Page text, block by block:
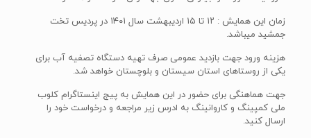
زمان این همایش : ۱۲ تا ۱۵ اردیبهشت سال ۱۴۰۱ در پردیس تخت
جمشید میباشد.
هزینه ورود جهت بازدید عمومی صرف تهیه دستگاه تصفیه آب برای
یکی از روستاهای استان سیستان و بلوچستان خواهد شد.
جهت هماهنگی برای حضور در این همایش به پیج اینستاگرام کلوب
ملی کمپینگ و کاروانینگ به ادرس زیر مراجعه و درخواست خود را
ارسال کنید.